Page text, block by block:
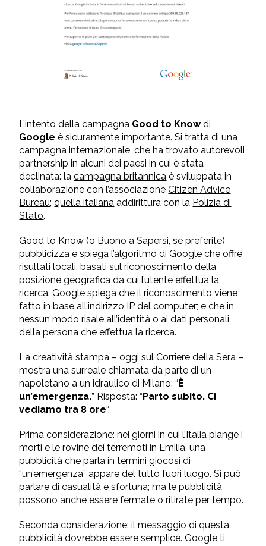
L’intento della campagna Good to Knowdi
Google è sicuramente importante. Si tratta di una
campagna internazionale, che ha trovato autorevoli
partnership in alcuni dei paesi in cui è stata
declinata: lacampagna britannica è sviluppata in
collaborazione con l’associazioneCitizen Advice
Bureau;quella italiana addirittura con la Polizia di
Stato.
Good to Know (o Buono a Sapersi, se preferite)
pubblicizza e spiega l’algoritmo di Google che offre
risultati locali, basati sul riconoscimento della
posizione geografica da cui l’utente effettua la
ricerca. Google spiega che il riconoscimento viene
fatto in base all’indirizzo IP del computer; e che in
nessun modo risale all’identità o ai dati personali
della persona che effettua la ricerca.
La creatività stampa – oggi sul Corriere della Sera –
mostra una surreale chiamata da parte di un
napoletano a un idraulico di Milano: “È
un’emergenza.” Risposta: “Parto subito. Ci
vediamo tra 8 ore“.
Prima considerazione: nei giorni in cui l’Italia piange i
morti e le rovine dei terremoti in Emilia, una
pubblicità che parla in termini giocosi di
“un’emergenza” appare del tutto fuori luogo. Si può
parlare di casualità e sfortuna; ma le pubblicità
possono anche essere fermate o ritirate per tempo.
Seconda considerazione: il messaggio di questa
pubblicità dovrebbe essere semplice. Google ti